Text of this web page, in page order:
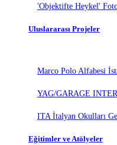
'Objektifte Heykel'
Uluslararası Projeler
Marco Polo Alfabesi
YAG/GARAGE
ITA İtalyan Okulları
Eğitimler ve Atölyeler